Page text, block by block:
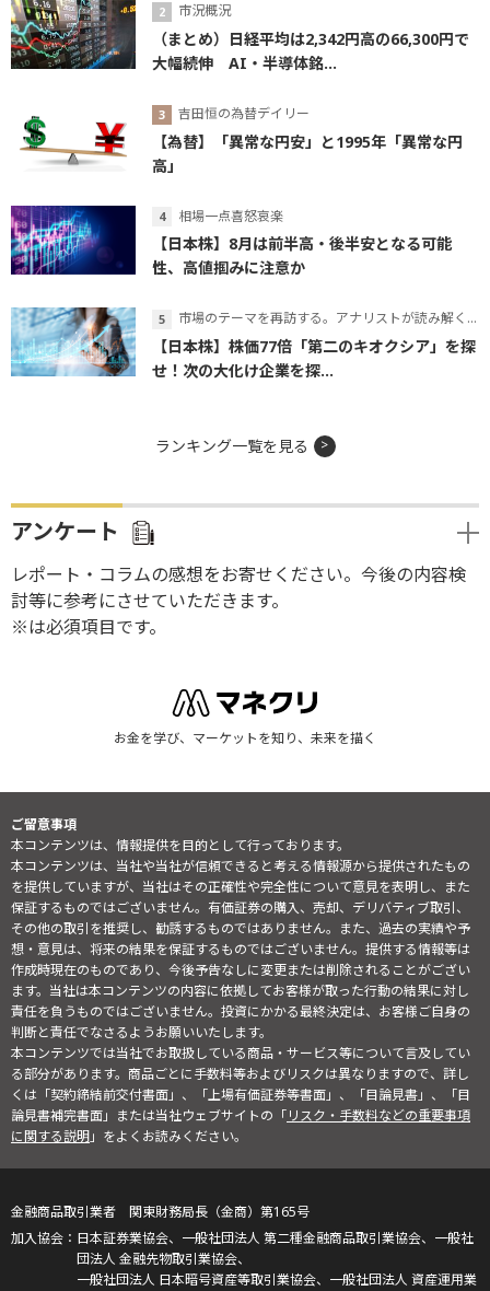
市況概況
（まとめ）日経平均は2,342円高の66,300円で
大幅続伸 AI・半導体銘...
吉田恒の為替デイリー
【為替】「異常な円安」と1995年「異常な円
高」
相場一点喜怒哀楽
【日本株】8月は前半高・後半安となる可能
性、高値掴みに注意か
市場のテーマを再訪する。アナリストが読み解くテーマの本質
【日本株】株価77倍「第二のキオクシア」を探
せ！次の大化け企業を探...
ランキング一覧を見る
アンケート
レポート・コラムの感想をお寄せください。今後の内容検
討等に参考にさせていただきます。
※は必須項目です。
お金を学び、マーケットを知り、未来を描く
ご留意事項
本コンテンツは、情報提供を目的として行っております。
本コンテンツは、当社や当社が信頼できると考える情報源から提供されたもの
を提供していますが、当社はその正確性や完全性について意見を表明し、また
保証するものではございません。有価証券の購入、売却、デリバティブ取引、
その他の取引を推奨し、勧誘するものではありません。また、過去の実績や予
想・意見は、将来の結果を保証するものではございません。提供する情報等は
作成時現在のものであり、今後予告なしに変更または削除されることがござい
ます。当社は本コンテンツの内容に依拠してお客様が取った行動の結果に対し
責任を負うものではございません。投資にかかる最終決定は、お客様ご自身の
判断と責任でなさるようお願いいたします。
本コンテンツでは当社でお取扱している商品・サービス等について言及してい
る部分があります。商品ごとに手数料等およびリスクは異なりますので、詳し
くは「契約締結前交付書面」、「上場有価証券等書面」、「目論見書」、「目
論見書補完書面」または当社ウェブサイトの「リスク・手数料などの重要事項
に関する説明」をよくお読みください。
金融商品取引業者 関東財務局長（金商）第165号
日本証券業協会、一般社団法人 第二種金融商品取引業協会、一般社
団法人 金融先物取引業協会、
一般社団法人 日本暗号資産等取引業協会、一般社団法人 資産運用業